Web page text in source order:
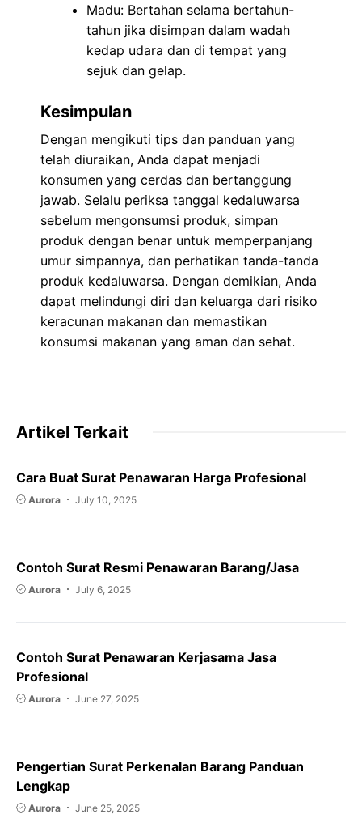
Madu: Bertahan selama bertahun-
tahun jika disimpan dalam wadah
kedap udara dan di tempat yang
sejuk dan gelap.
Kesimpulan
Dengan mengikuti tips dan panduan yang
telah diuraikan, Anda dapat menjadi
konsumen yang cerdas dan bertanggung
jawab. Selalu periksa tanggal kedaluwarsa
sebelum mengonsumsi produk, simpan
produk dengan benar untuk memperpanjang
umur simpannya, dan perhatikan tanda-tanda
produk kedaluwarsa. Dengan demikian, Anda
dapat melindungi diri dan keluarga dari risiko
keracunan makanan dan memastikan
konsumsi makanan yang aman dan sehat.
Artikel Terkait
Cara Buat Surat Penawaran Harga Profesional
Aurora July 10, 2025
Contoh Surat Resmi Penawaran Barang/Jasa
Aurora July 6, 2025
Contoh Surat Penawaran Kerjasama Jasa
Profesional
Aurora June 27, 2025
Pengertian Surat Perkenalan Barang Panduan
Lengkap
Aurora June 25, 2025